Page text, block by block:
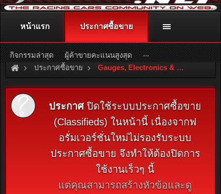
ติดต่อลงโฆษณา racingweb@gmail.com
หรือโทร. 081-811-1138
หรืออ่านรายละเอียดเพิ่มเติม คลิกที่นี่
ประกาศซื้อขาย Gauges, Electronics & ECU
ประกาศปิดใช้ระบบประกาศซื้อขาย
(Classifieds) ในหน้านี้ เนื่องจากฟ
อรั่มเวอร์ชั่นใหม่ไม่รองรับระบบ
ประกาศซื้อขาย จึงทำให้ต้องปิดการ
ใช้งานเร็วๆ นี้
แต่คุณสามารถสร้างหัวข้อและดู
หน้าแรก ประกาศซื้อขาย
กิจกรรมล่าสุด ผู้ค้าขายคะแนนสูงสุด ...